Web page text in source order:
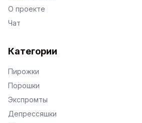
О проекте
Чат
Категории
Пирожки
Порошки
Экспромты
Депрессяшки